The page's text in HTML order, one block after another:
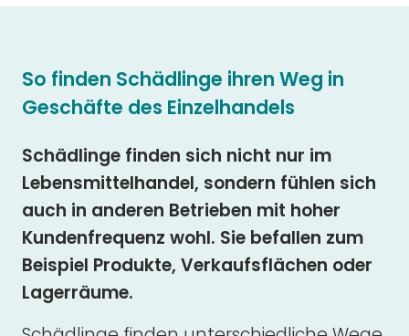
So finden Schädlinge ihren Weg in
Geschäfte des Einzelhandels
Schädlinge finden sich nicht nur im
Lebensmittelhandel, sondern fühlen sich
auch in anderen Betrieben mit hoher
Kundenfrequenz wohl. Sie befallen zum
Beispiel Produkte, Verkaufsflächen oder
Lagerräume.